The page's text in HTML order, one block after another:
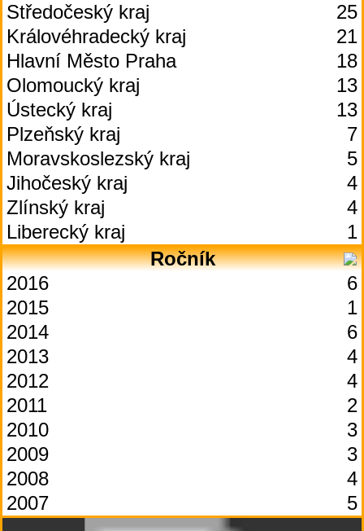
Středočeský kraj
25
Královéhradecký kraj
21
Hlavní Město Praha
18
Olomoucký kraj
13
Ústecký kraj
13
Plzeňský kraj
7
Moravskoslezský kraj
5
Jihočeský kraj
4
Zlínský kraj
4
Liberecký kraj
1
Ročník
2016
6
2015
1
2014
6
2013
4
2012
4
2011
2
2010
3
2009
3
2008
4
2007
5